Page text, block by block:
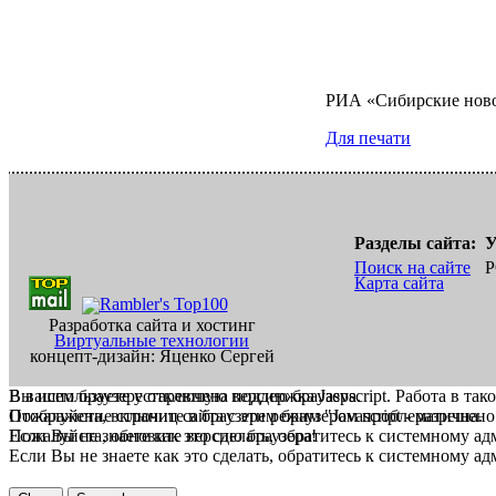
РИА «Сибирские
Для печати
Разработка сайта и хостинг
Виртуальные технологии
концепт-дизайн: Яценко Сергей
Разделы сайта:
Поиск на сайте
Карта сайта
В вашем браузере отключена поддержка Jasvscript. Работа в
Пожалуйста, включите в браузере режим "Javascript -
Если Вы не знаете как это сделать, обратитесь к системному
Вы используете устаревшую версию браузера.
Отображение страниц сайта с этим браузером проблематична.
Пожалуйста, обновите версию браузера!
Если Вы не знаете как это сделать, обратитесь к системному